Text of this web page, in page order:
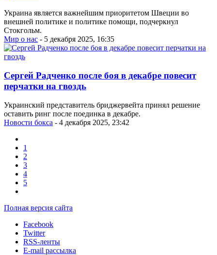
Украина является важнейшим приоритетом Швеции во
внешней политике и политике помощи, подчеркнул
Стокгольм.
Мир о нас - 5 декабря 2025, 16:35
Сергей Радченко после боя в декабре повесит
перчатки на гвоздь
Украинский представитель бриджервейта принял решение
оставить ринг после поединка в декабре.
Новости бокса - 4 декабря 2025, 23:42
1
2
3
4
5
Полная версия сайта
Facebook
Twitter
RSS-ленты
E-mail рассылка